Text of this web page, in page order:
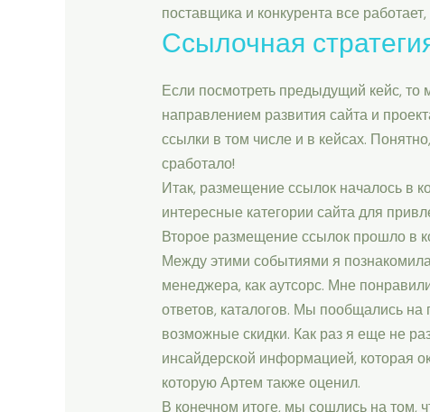
поставщика и конкурента все
Ссылочная
Если посмотреть предыдущий кейс,
направлением развития сайта и
ссылки в том числе и в кейсах.
сработало!
Итак, размещение ссылок началось в
интересные категории сайта для
Второе размещение ссылок прошло в
Между этими событиями я
менеджера, как аутсорс. Мне
ответов, каталогов. Мы пообщались
возможные скидки. Как раз я еще не
инсайдерской информацией, которая
которую Артем также оценил.
В конечном итоге, мы сошлись на том,